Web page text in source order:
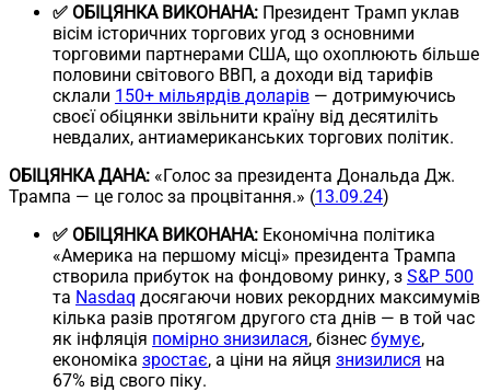
✅ ОБІЦЯНКА ВИКОНАНА: Президент Трамп уклав
вісім історичних торгових угод з основними
торговими партнерами США, що охоплюють більше
половини світового ВВП, а доходи від тарифів
склали 150+ мільярдів доларів — дотримуючись
своєї обіцянки звільнити країну від десятиліть
невдалих, антиамериканських торгових політик.
ОБІЦЯНКА ДАНА: «Голос за президента Дональда Дж.
Трампа — це голос за процвітання.» (13.09.24)
✅ ОБІЦЯНКА ВИКОНАНА: Економічна політика
«Америка на першому місці» президента Трампа
створила прибуток на фондовому ринку, з S&P 500
та Nasdaq досягаючи нових рекордних максимумів
кілька разів протягом другого ста днів — в той час
як інфляція помірно знизилася, бізнес бумує,
економіка зростає, а ціни на яйця знизилися на
67% від свого піку.